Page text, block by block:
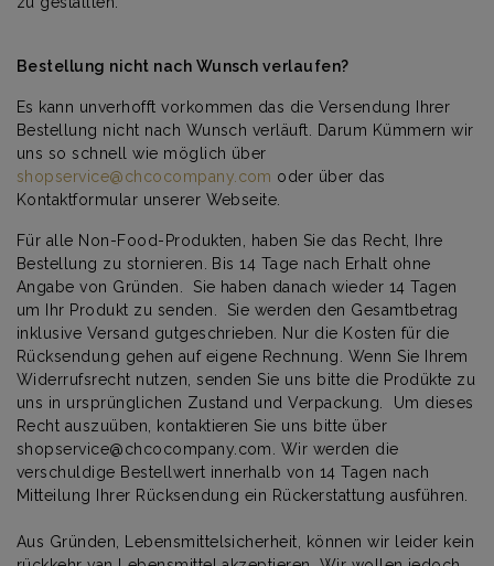
Bestellung nicht nach Wunsch verlaufen?
Es kann unverhofft vorkommen das die Versendung Ihrer
Bestellung nicht nach Wunsch verläuft. Darum Kümmern wir
uns so schnell wie möglich über
shopservice@chcocompany.com oder über das
Kontaktformular unserer Webseite.
Für alle Non-Food- Produkten, haben Sie das Recht, Ihre
Bestellung zu stornieren.
Bis 14 Tage nach Erhalt ohne
Angabe von Gründen
Sie haben danachwieder 14 Tagen
um Ihr Produkt zu senden. Sie werden den Gesamtbetrag
inklusive Versand gutgeschrieben Nur die Kosten für die
Rücksendung gehen auf eigene Rechnung Wenn Sie Ihrem
Widerrufsrecht nutzen, senden Sie uns bitte die Prodükte zu
uns in ursprünglichen Zustand und Verpackung
Um dieses
Recht auszuüben , kontaktieren Sie uns bitte über
shopservice@chcocompany.com
Wir werden die
verschuldige Bestellwert innerhalb von 14 Tagen nach
Mitteilung Ihrer Rücksendung ein Rückerstattung ausführen.
Aus Gründen , Lebensmittelsicherheit, können wir leider kein